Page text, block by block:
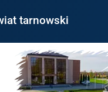
tarnowski